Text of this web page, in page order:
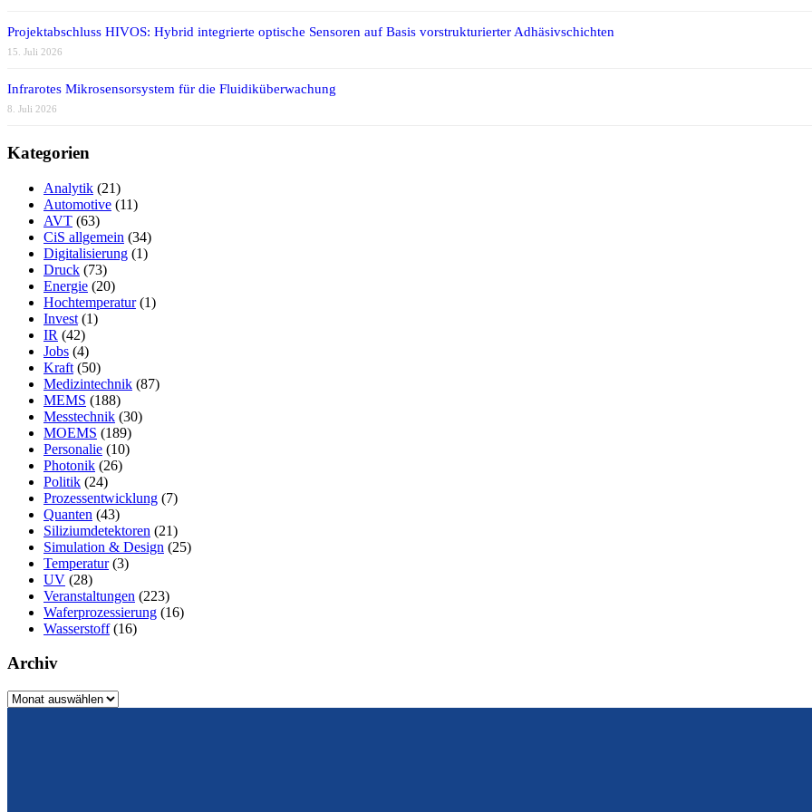
Projektabschluss HIVOS: Hybrid integrierte optische Sensoren auf Basis vorstrukturierter Adhäsivschichten
15. Juli 2026
Infrarotes Mikrosensorsystem für die Fluidiküberwachung
8. Juli 2026
Kategorien
Analytik (21)
Automotive (11)
AVT (63)
CiS allgemein (34)
Digitalisierung (1)
Druck (73)
Energie (20)
Hochtemperatur(1)
Invest (1)
IR (42)
Jobs (4)
Kraft (50)
Medizintechnik (87)
MEMS (188)
Messtechnik (30)
MOEMS (189)
Personalie (10)
Photonik (26)
Politik (24)
Prozessentwicklung (7)
Quanten (43)
Siliziumdetektoren (21)
Simulation & Design (25)
Temperatur(3)
UV (28)
Veranstaltungen (223)
Waferprozessierung (16)
Wasserstoff(16)
Archiv
Archiv